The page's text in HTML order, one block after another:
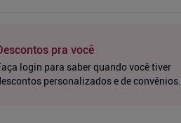
pra você
login para saber quando você tiver
personalizados e de convênios.